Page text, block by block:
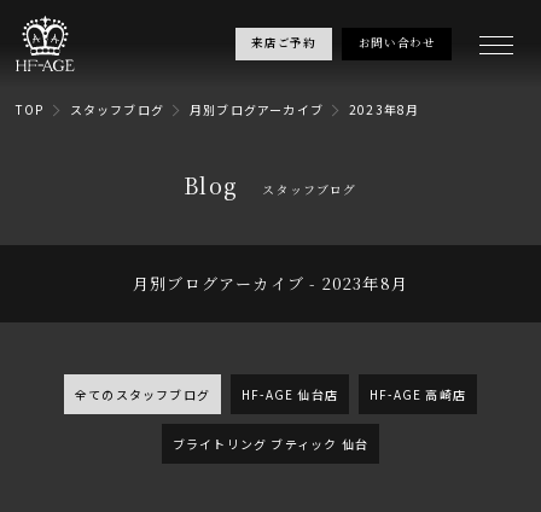
来店ご予約 お問い合わせ
TOP スタッフブログ 月別ブログアーカイブ 2023年8月
Blog スタッフブログ
月別ブログアーカイブ - 2023年8月
全てのスタッフブログ HF-AGE 仙台店 HF-AGE 高崎店
ブライトリング ブティック 仙台